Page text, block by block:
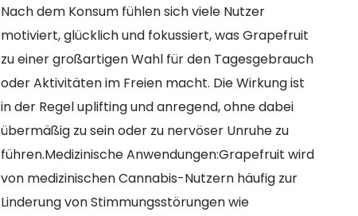
Nach dem Konsum fühlen sich viele Nutzer
motiviert, glücklich und fokussiert, was Grapefruit
zu einer großartigen Wahl für den Tagesgebrauch
oder Aktivitäten im Freien macht. Die Wirkung ist
in der Regel uplifting und anregend, ohne dabei
übermäßig zu sein oder zu nervöser Unruhe zu
führen.Medizinische Anwendungen:Grapefruit wird
von medizinischen Cannabis-Nutzern häufig zur
Linderung von Stimmungsstörungen wie